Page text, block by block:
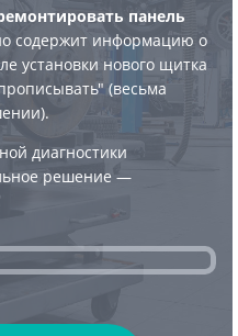
панель
содержит информацию о
установки нового щитка
(весьма
диагностики
решение —